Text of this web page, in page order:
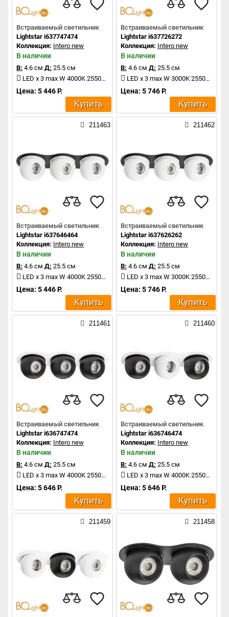
Встраиваемый светильник
Lightstar i637747474
Коллекция: Intero new
В наличии
В: 4.6 см Д: 25.5 см
LED x 3 max W 4000K 2550Lm
Цена: 5 446 Р.
Купить
Встраиваемый светильник
Lightstar i637726272
Коллекция: Intero new
В наличии
В: 4.6 см Д: 25.5 см
LED x 3 max W 3000K 2550Lm
Цена: 5 746 Р.
Купить
211463
Встраиваемый светильник
Lightstar i637646464
Коллекция: Intero new
В наличии
В: 4.6 см Д: 25.5 см
LED x 3 max W 4000K 2550Lm
Цена: 5 446 Р.
Купить
211462
Встраиваемый светильник
Lightstar i637626262
Коллекция: Intero new
В наличии
В: 4.6 см Д: 25.5 см
LED x 3 max W 3000K 2550Lm
Цена: 5 746 Р.
Купить
211461
Встраиваемый светильник
Lightstar i636747474
Коллекция: Intero new
В наличии
В: 4.6 см Д: 25.5 см
LED x 3 max W 4000K 2550Lm
Цена: 5 646 Р.
Купить
211460
Встраиваемый светильник
Lightstar i636746474
Коллекция: Intero new
В наличии
В: 4.6 см Д: 25.5 см
LED x 3 max W 4000K 2550Lm
Цена: 5 646 Р.
Купить
211459 211458